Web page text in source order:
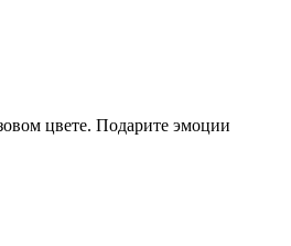
цвете. Подарите эмоции